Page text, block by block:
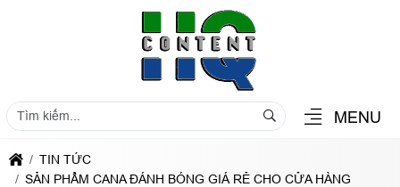
MENU
TIN TỨC
SẢN PHẨM CANA ĐÁNH BÓNG GIÁ RẺ CHO CỬA HÀNG